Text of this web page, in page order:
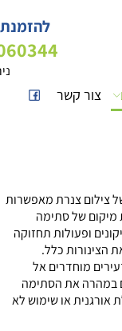
להזמנת
צור קשר
צילום צנרת מאפשרות
מיקום של סתימה
ופעולות תחזוקה
הצינורות כלל.
מוחדרים אל
במהרה את הסתימה
אורגנית או שימוש לא